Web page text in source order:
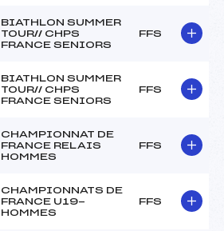
BIATHLON SUMMER
TOUR// CHPS
FRANCE SENIORS
FFS
BIATHLON SUMMER
TOUR// CHPS
FRANCE SENIORS
FFS
CHAMPIONNAT DE
FRANCE RELAIS
HOMMES
FFS
CHAMPIONNATS DE
FRANCE U19-
HOMMES
FFS